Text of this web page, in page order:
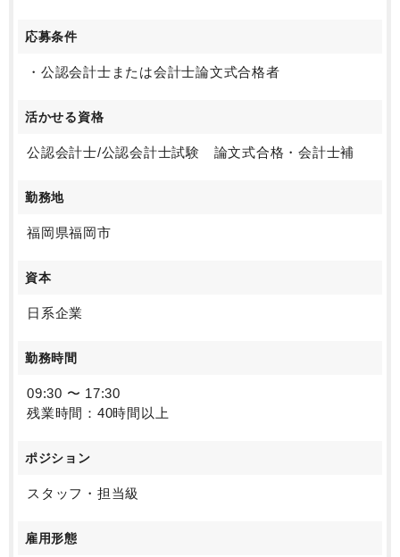
応募条件
・公認会計士または会計士論文式合格者
活かせる資格
公認会計士/公認会計士試験 論文式合格・会計士補
勤務地
福岡県福岡市
資本
日系企業
勤務時間
09:30 〜 17:30
残業時間：40時間以上
ポジション
スタッフ・担当級
雇用形態